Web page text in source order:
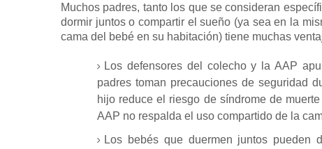
Muchos padres, tanto los que se consideran
dormir juntos o compartir el sueño (ya sea en la
cama del bebé en su habitación) tiene muchas
Los defensores del colecho y la AAP
padres toman precauciones de seguridad
hijo reduce el riesgo de síndrome de
AAP no respalda el uso compartido de la
Los bebés que duermen juntos pueden